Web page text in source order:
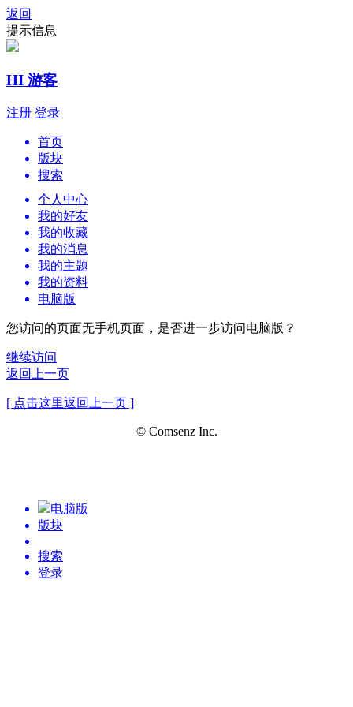
返回
提示信息
HI 游客
注册 登录
首页
版块
搜索
个人中心
我的好友
我的收藏
我的消息
我的主题
我的资料
电脑版
您访问的页面无手机页面，是否进一步访问电脑版？
继续访问
返回上一页
[ 点击这里返回上一页 ]
© Comsenz Inc.
电脑版
版块
搜索
登录